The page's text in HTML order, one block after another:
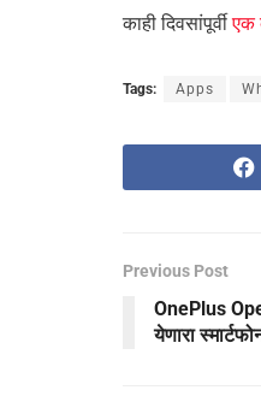
काही दिवसांपूर्वीएक
Tags: Apps
Previous Post
OnePlus
येणारा